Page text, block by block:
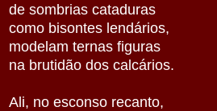
de sombrias cataduras
como bisontes lendários,
modelam ternas figuras
na brutidão dos calcários.
Ali, no esconso recanto,